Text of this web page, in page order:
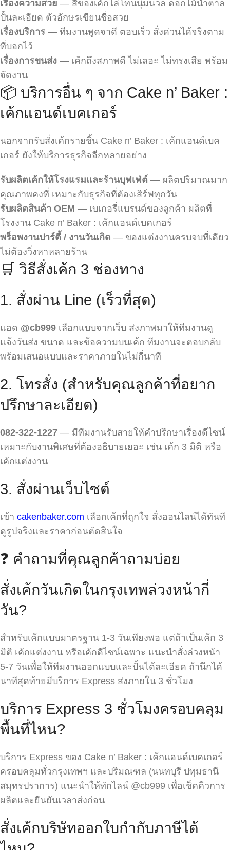
เรื่องความสวย — สีของเค้กไล่โทนนุ่มนวล ดอกไม้น้ำตาล
ปั้นละเอียด ตัวอักษรเขียนชื่อสวย
เรื่องบริการ — ทีมงานพูดจาดี ตอบเร็ว สั่งด่วนได้จริงตาม
ที่บอกไว้
เรื่องการขนส่ง — เค้กถึงสภาพดี ไม่เลอะ ไม่ทรงเสีย พร้อม
จัดงาน
📦 บริการอื่น ๆ จาก Cake n’ Baker :
เค้กแอนด์เบคเกอร์
นอกจากรับสั่งเค้กรายชิ้น Cake n’ Baker : เค้กแอนด์เบค
เกอร์ ยังให้บริการธุรกิจอีกหลายอย่าง
รับผลิตเค้กให้โรงแรมและร้านบุฟเฟ่ต์ — ผลิตปริมาณมาก
คุณภาพคงที่ เหมาะกับธุรกิจที่ต้องเสิร์ฟทุกวัน
รับผลิตสินค้า OEM — เบเกอรี่แบรนด์ของลูกค้า ผลิตที่
โรงงาน Cake n’ Baker : เค้กแอนด์เบคเกอร์
พร็อพงานปาร์ตี้ / งานวันเกิด — ของแต่งงานครบจบที่เดียว
ไม่ต้องวิ่งหาหลายร้าน
🛒 วิธีสั่งเค้ก 3 ช่องทาง
1. สั่งผ่าน Line (เร็วที่สุด)
แอด @cb999 เลือกแบบจากเว็บ ส่งภาพมาให้ทีมงานดู
แจ้งวันส่ง ขนาด และข้อความบนเค้ก ทีมงานจะตอบกลับ
พร้อมเสนอแบบและราคาภายในไม่กี่นาที
2. โทรสั่ง (สำหรับคุณลูกค้าที่อยาก
ปรึกษาละเอียด)
082-322-1227 — มีทีมงานรับสายให้คำปรึกษาเรื่องดีไซน์
เหมาะกับงานพิเศษที่ต้องอธิบายเยอะ เช่น เค้ก 3 มิติ หรือ
เค้กแต่งงาน
3. สั่งผ่านเว็บไซต์
เข้า cakenbaker.com เลือกเค้กที่ถูกใจ สั่งออนไลน์ได้ทันที
ดูรูปจริงและราคาก่อนตัดสินใจ
❓ คำถามที่คุณลูกค้าถามบ่อย
สั่งเค้กวันเกิดในกรุงเทพล่วงหน้ากี่
วัน?
สำหรับเค้กแบบมาตรฐาน 1-3 วันเพียงพอ แต่ถ้าเป็นเค้ก 3
มิติ เค้กแต่งงาน หรือเค้กดีไซน์เฉพาะ แนะนำสั่งล่วงหน้า
5-7 วันเพื่อให้ทีมงานออกแบบและปั้นได้ละเอียด ถ้านึกได้
นาทีสุดท้ายมีบริการ Express ส่งภายใน 3 ชั่วโมง
บริการ Express 3 ชั่วโมงครอบคลุม
พื้นที่ไหน?
บริการ Express ของ Cake n’ Baker : เค้กแอนด์เบคเกอร์
ครอบคลุมทั่วกรุงเทพฯ และปริมณฑล (นนทบุรี ปทุมธานี
สมุทรปราการ) แนะนำให้ทักไลน์ @cb999 เพื่อเช็คคิวการ
ผลิตและยืนยันเวลาส่งก่อน
สั่งเค้กบริษัทออกใบกำกับภาษีได้